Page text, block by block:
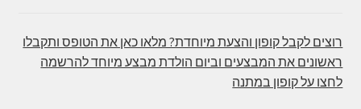
רוצים לקבל קופון והצעת מיוחדת? מלאו כאן את הטופס ותקבלו
ראשונים את המבצעים וביום הולדת מבצע מיוחד להרשמה
לחצו על קופון במתנה